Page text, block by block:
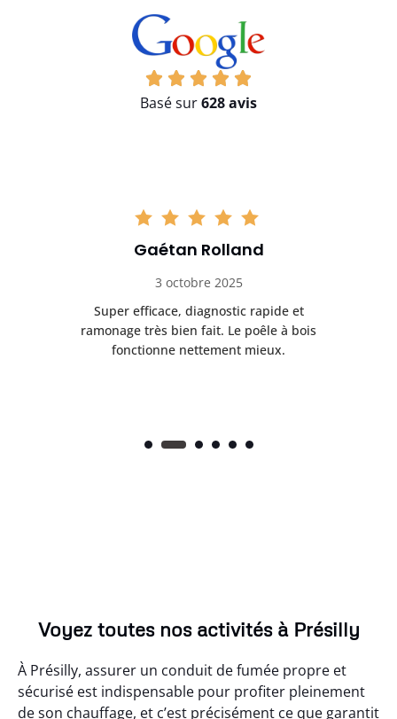
Basé sur628 avis
Gaétan Rolland
3 octobre 2025
Super efficace, diagnostic rapide et
ramonage très bien fait. Le poêle à bois
fonctionne nettement mieux.
Voyez toutes nos activités à Présilly
À Présilly, assurer un conduit de fumée propre et
sécurisé est indispensable pour profiter pleinement
de son chauffage, et c’est précisément ce que garantit